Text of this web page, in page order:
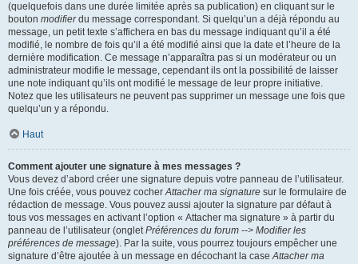
(quelquefois dans une durée limitée après sa publication) en cliquant sur le
bouton modifierdu message correspondant. Si quelqu’un a déjà répondu au
message, un petit texte s’affichera en bas du message indiquant qu’il a été
modifié, le nombre de fois qu’il a été modifié ainsi que la date et l’heure de la
dernière modification. Ce message n’apparaîtra pas si un modérateur ou un
administrateur modifie le message, cependant ils ont la possibilité de laisser
une note indiquant qu’ils ont modifié le message de leur propre initiative.
Notez que les utilisateurs ne peuvent pas supprimer un message une fois que
quelqu’un y a répondu.
Haut
Comment ajouter une signature à mes messages ?
Vous devez d’abord créer une signature depuis votre panneau de l’utilisateur.
Une fois créée, vous pouvez cocherAttacher ma signature sur le formulaire de
rédaction de message. Vous pouvez aussi ajouter la signature par défaut à
tous vos messages en activant l’option « Attacher ma signature » à partir du
panneau de l’utilisateur (ongletPréférences du forum --> Modifier les
préférences de message). Par la suite, vous pourrez toujours empêcher une
signature d’être ajoutée à un message en décochant la caseAttacher ma